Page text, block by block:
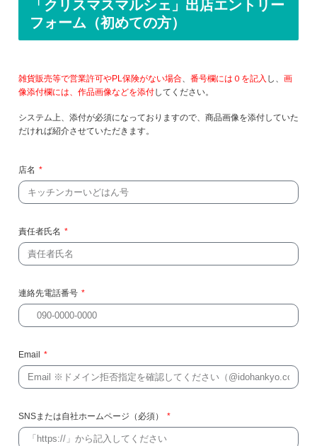
「クリスマスマルシェ」出店エントリー
フォーム（初めての方）
雑貨販売等で営業許可やPL保険がない場合、 番号欄には０を記入 し、 画
像添付欄には、作品画像などを添付してください。
システム上、添付が必須になっておりますので、商品画像を添付していた
だければ紹介させていただきます。
店名
責任者氏名
連絡先電話番号
Email
SNSまたは自社ホームページ（必須）